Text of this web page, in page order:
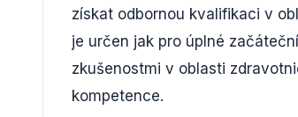
získat odbornou kvalifikaci v
je určen jak pro úplné
zkušenostmi v oblasti
kompetence.